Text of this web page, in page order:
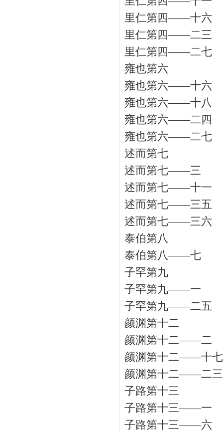
里仁第四——十六
里仁第四——二三
里仁第四——二七
雍也第六
雍也第六——十六
雍也第六——十八
雍也第六——二四
雍也第六——二七
述而第七
述而第七——三
述而第七——十一
述而第七——三五
述而第七——三六
泰伯第八
泰伯第八——七
子罕第九
子罕第九——一
子罕第九——二五
颜渊第十二
颜渊第十二——二
颜渊第十二——十七
颜渊第十二——二三
子路第十三
子路第十三——一
子路第十三——六